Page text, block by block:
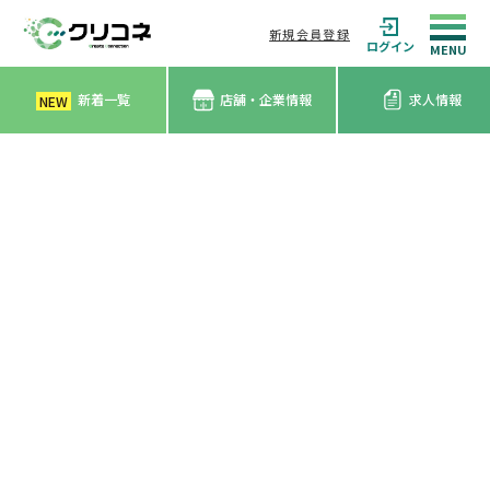
新規会員登録
ログイン
NEW 新着一覧 店舗・企業情報 求人情報